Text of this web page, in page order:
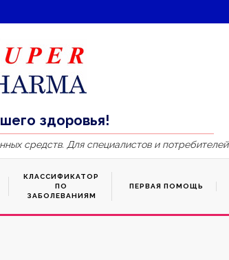
здоровья!
средств. Для специалистов и потребителей
КЛАССИФИКАТОР
ПО
ЗАБОЛЕВАНИЯМ
ПЕРВАЯ ПОМОЩЬ